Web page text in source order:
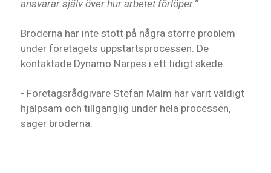
ansvarar själv över hur arbetet förlöper.”
Bröderna har inte stött på några större problem
under företagets uppstartsprocessen. De
kontaktade Dynamo Närpes i ett tidigt skede.
- Företagsrådgivare Stefan Malm har varit väldigt
hjälpsam och tillgänglig under hela processen,
säger bröderna.